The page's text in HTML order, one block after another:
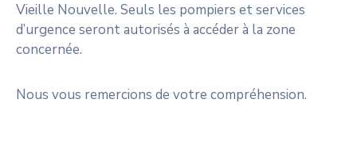
Arts
&
Culture
Vieille Nouvelle. Seuls les pompiers et services
d’urgence seront autorisés à accéder à la zone
concernée.
Nous vous remercions de votre compréhension.